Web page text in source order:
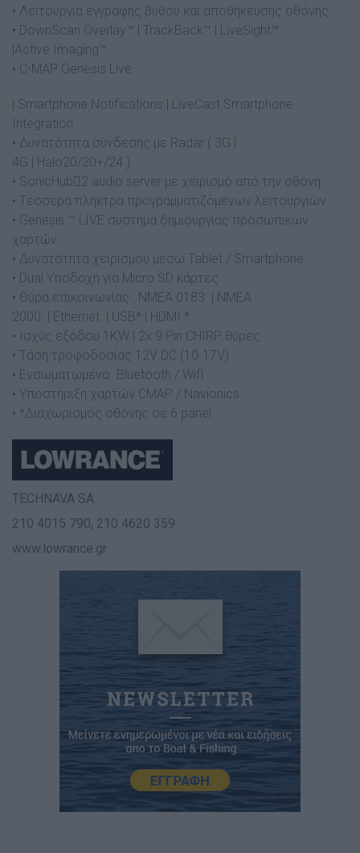
• Λειτουργία εγγραφής βυθού και αποθήκευσης οθόνης
• DownScan Overlay™ | TrackBack™ | LiveSight™
|Active Imaging™
• C-MAP Genesis Live
| Smartphone Notifications | LiveCast Smartphone
Integration
• Δυνατότητα σύνδεσης με Radar ( 3G |
4G | Halo20/20+/24 )
• SonicHub2 audio server με χειρισμό από την οθόνη
• Τέσσερα πλήκτρα προγραμματιζόμενων λειτουργιών
• Genesis ™ LIVE σύστημα δημιουργίας προσωπικών
χαρτών
• Δυνατότητα χειρισμού μέσω Tablet / Smartphone
• Dual Υποδοχή για Micro SD κάρτες
• Θύρα επικοινωνίας : ΝΜΕΑ 0183 | ΝΜΕΑ
2000 | Ethernet | USB* | HDMI *
• Ισχύς εξόδου 1ΚW | 2x 9 Pin CHIRP θύρες
• Τάση τροφοδοσίας 12V DC (10-17V)
• Ενσωματωμένο Bluetooth / Wifi
• Υποστήριξη χαρτών CMAP / Navionics
• *Διαχωρισμός οθόνης σε 6 panel
TECHNAVA SA
210 4015 790, 210 4620 359
www.lowrance.gr